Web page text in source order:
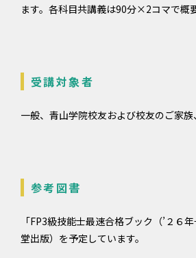
ます。各科目共講義は90分×2コマで概
受講対象者
一般、青山学院校友および校友のご家
参考図書
「FP3級技能士最速合格ブック（’２６
堂出版）を予定しています。